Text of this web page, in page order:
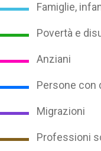
Famiglie,
Povertà e
Anziani
Persone con
Migrazioni
Professioni